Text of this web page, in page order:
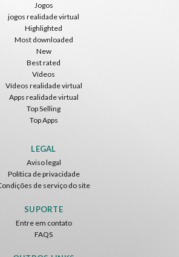
Jogos
jogos realidade virtual
Highlighted
Most downloaded
New
Best rated
Vídeos
Vídeos realidade virtual
Apps realidade virtual
Top Selling
Top Apps
LEGAL
Aviso legal
Política de privacidade
de serviço do site
SUPORTE
Entre em contato
FAQS